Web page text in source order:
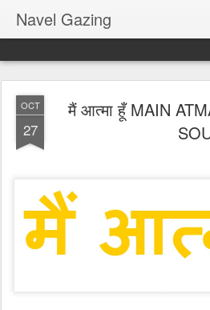
Navel Gazing
OCT
27
मैं आत्मा हूँ MAIN